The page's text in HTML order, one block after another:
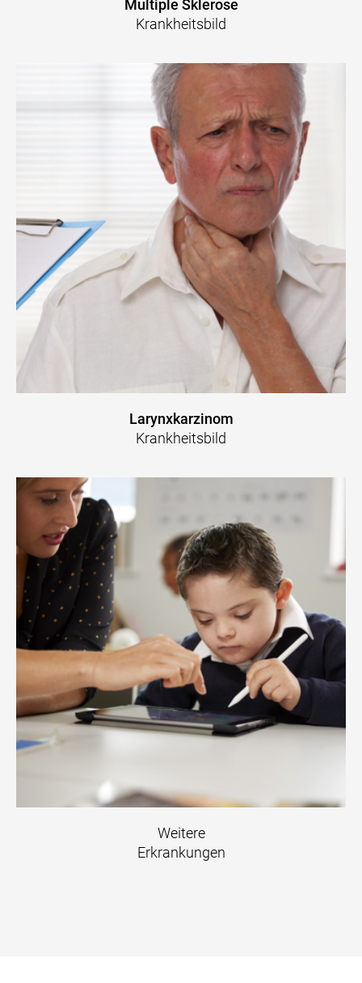
Multiple Sklerose
Krankheitsbild
Larynxkarzinom
Krankheitsbild
Weitere
Erkrankungen